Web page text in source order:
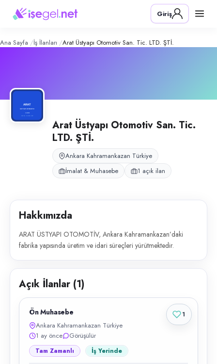
ÜSTYAPI OTOMOTİV SAN.
Konum:
ARAT ÜSTYAPI OTOMOTİV, Ankara Kahramankazan’daki fabrika
Giriş
Ana Sayfa İş İlanları Arat Üstyapı Otomotiv San. Tic. LTD. ŞTİ.
Arat Üstyapı Otomotiv San. Tic.
LTD. ŞTİ.
Ankara Kahramankazan Türkiye
İmalat & Muhasebe
1 açık ilan
Hakkımızda
ARAT ÜSTYAPI OTOMOTİV, Ankara Kahramankazan’daki
fabrika yapısında üretim ve idari süreçleri yürütmektedir.
Açık İlanlar (1)
Ön Muhasebe
Ankara Kahramankazan Türkiye
1 ay önce
Görüşülür
Tam Zamanlı İş Yerinde
1